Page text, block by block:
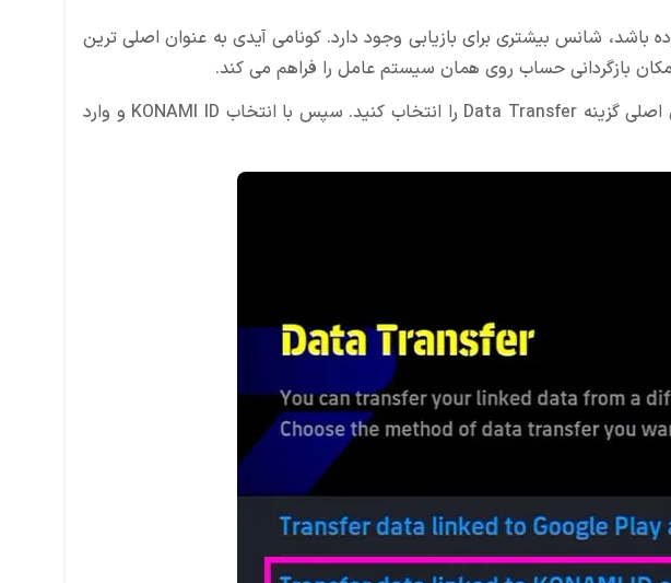
شانس بیشتری برای بازیابی وجود دارد. کونامی آیدی به عنوان اصلی ترین
بازگردانی حساب روی همان سیستم عامل را فراهم می کند.
برای این کار باید وارد صفحه ابتدایی بازی شوید و از منوی اصلی گزینه Data Transfer را انتخاب کنید. سپس با انتخاب KONAMI ID و وارد